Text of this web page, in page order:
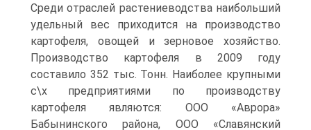
Среди отраслей растениеводства наибольший
удельный вес приходится на производство
картофеля, овощей и зерновое хозяйство.
Производство картофеля в 2009 году
составило 352 тыс. Тонн. Наиболее крупными
с\х предприятиями по производству
картофеля являются: ООО «Аврора»
Бабынинского района, ООО «Славянский